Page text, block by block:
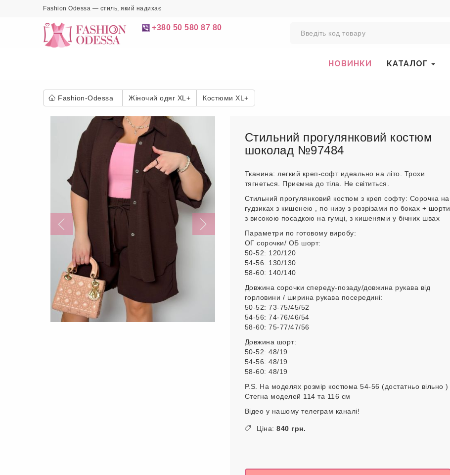
Fashion Odessa — стиль, який надихає
+380 50 580 87 80
НОВИНКИ КАТАЛОГ
Fashion-Odessa Жіночий одяг XL+ Костюми XL+
Стильний прогулянковий костюм
шоколад №97484
Тканина: легкий креп-софт идеально на літо. Трохи
тягнеться. Приємна до тіла. Не світиться.
Стильний прогулянковий костюм з креп софту: Сорочка на
гудзиках з кишенею , по низу з розрізами по боках + шорти
з високою посадкою на гумці, з кишенями у бічних швах
Параметри по готовому виробу:
ОГ сорочки/ ОБ шорт:
50-52: 120/120
54-56: 130/130
58-60: 140/140
Довжина сорочки спереду-позаду/довжина рукава від
горловини / ширина рукава посередині:
50-52: 73-75/45/52
54-56: 74-76/46/54
58-60: 75-77/47/56
Довжина шорт:
50-52: 48/19
54-56: 48/19
58-60: 48/19
P.S. На моделях розмір костюма 54-56 (достатньо вільно )
Стегна моделей 114 та 116 см
Відео у нашому телеграм каналі!
Ціна: 840 грн.